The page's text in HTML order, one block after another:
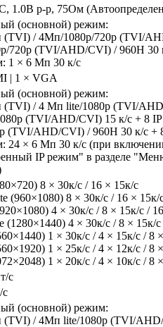
1.0В p-p, 75Ом
(основной) режим:
/ 4Мп/1080р/720p (TVI/
720p (TVI/AHD/CVI) / 960H 30
1 × 6 Мп 30 к/с
| 1 × VGA
(основной) режим:
/ 4 Мп lite/1080р (TVI/
(TVI/AHD/CVI) 15 к/с + 8
(TVI/AHD/CVI) / 960H 30 к/с +
24 × 6 Мп 30 к/с (при
IP режим" в разделе
8 × 30к/с / 16 × 15к/с
(960×1080) 8 × 30к/с / 16 × 15к/
4 × 30к/с / 8 × 15к/с /
4 × 30к/с / 8 × 15к/с
1 × 30к/с / 4 × 15к/с / 8
1 × 25к/с / 4 × 12к/с / 8
1 × 20к/с / 4 × 10к/с / 8
с
(основной) режим:
/ 4Мп lite/1080р (TVI/AHD/